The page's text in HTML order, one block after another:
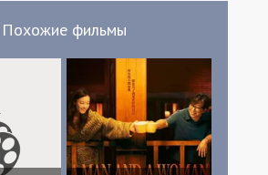
Похожие фильмы